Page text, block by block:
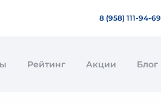
8 (958) 111-94-69
Рейтинг Акции Блог